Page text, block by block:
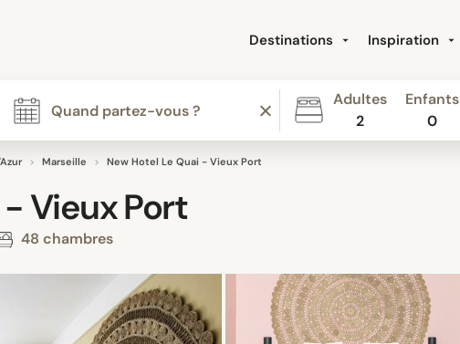
Destinations Inspiration
Adultes
2
Enfants
0
Marseille New Hotel Le Quai - Vieux Port
Vieux Port
48 chambres